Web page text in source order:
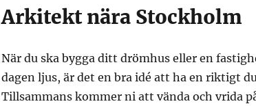
Arkitekt nära Stockholm
När du ska bygga ditt drömhus eller en
dagen ljus, är det en bra idé att ha en riktigt
Tillsammans kommer ni att vända och vrida